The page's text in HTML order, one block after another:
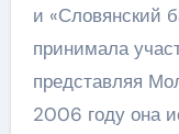
и «Словянский
принимала
представляя
2006 году она